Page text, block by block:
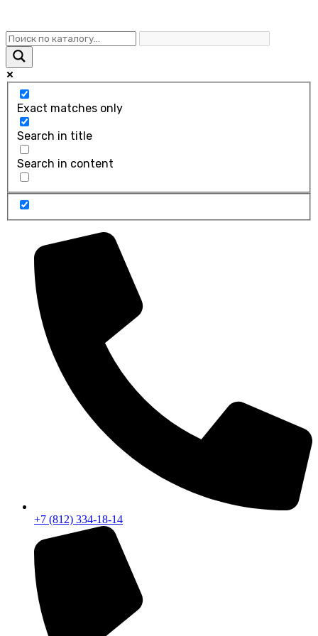
Exact matches only
Search in title
Search in content
+7 (812) 334-18-14